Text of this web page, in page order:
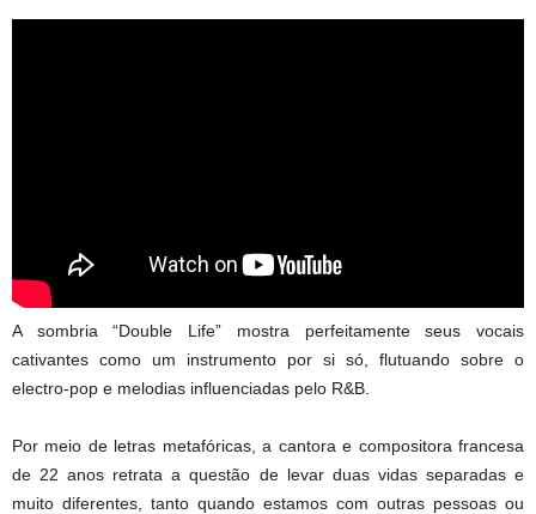
A sombria “Double Life” mostra perfeitamente seus vocais
cativantes como um instrumento por si só, flutuando sobre o
electro-pop e melodias influenciadas pelo R&B.
Por meio de letras metafóricas, a cantora e compositora francesa
de 22 anos retrata a questão de levar duas vidas separadas e
muito diferentes, tanto quando estamos com outras pessoas ou